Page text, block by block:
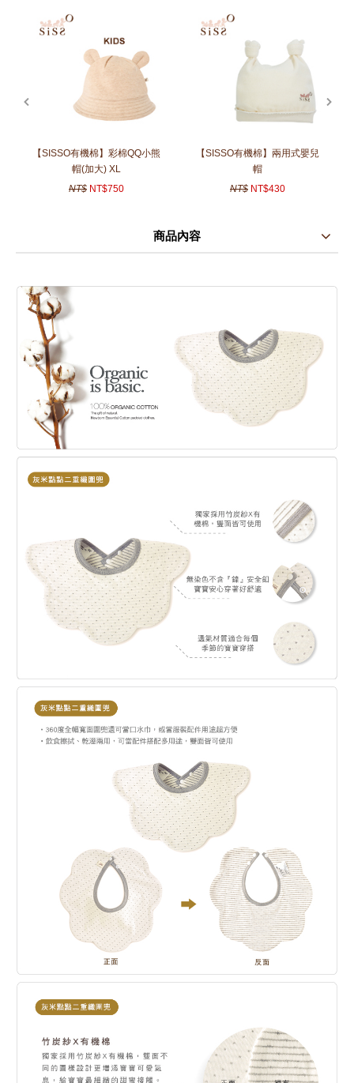
【SISSO有機棉】彩棉QQ小熊
帽(加大) XL
NT$ NT$750
【SISSO有機棉】兩用式嬰兒
帽
NT$ NT$430
商品內容